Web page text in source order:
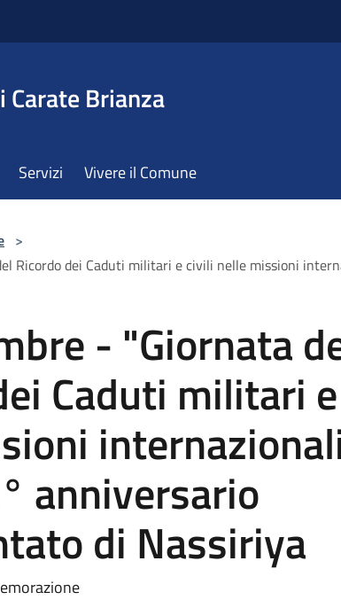
Carate Brianza
Servizi Vivere il Comune
>
Ricordo dei Caduti militari e civili nelle missioni
- "Giornata
Caduti militari
anniversario
di Nassiriya